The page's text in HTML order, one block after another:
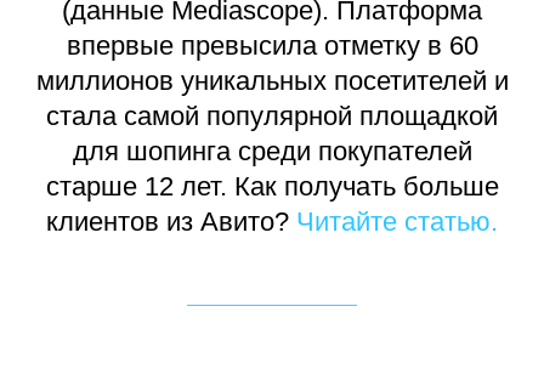
(данные Mediascope). Платформа
впервые превысила отметку в 60
миллионов уникальных посетителей и
стала самой популярной площадкой
для шопинга среди покупателей
старше 12 лет. Как получать больше
клиентов из Авито? Читайте статью.